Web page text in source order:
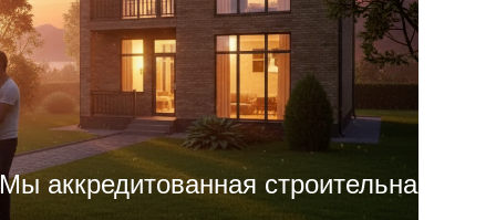
аккредитованная строительная